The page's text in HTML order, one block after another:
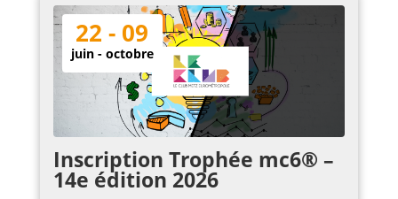
22 - 09
juin - octobre
Inscription Trophée mc6® –
14e édition 2026